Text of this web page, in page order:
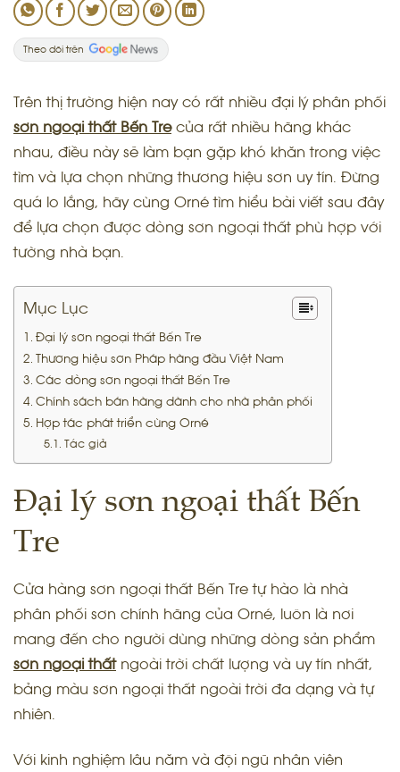
Theo dõi trên
Trên thị trường hiện nay có rất nhiều đại lý phân phối
sơn ngoại thất Bến Trecủa rất nhiều hãng khác
nhau, điều này sẽ làm bạn gặp khó khăn trong việc
tìm và lựa chọn những thương hiệu sơn uy tín. Đừng
quá lo lắng, hãy cùng Orné tìm hiểu bài viết sau đây
để lựa chọn được dòng sơn ngoại thất phù hợp với
tường nhà bạn.
Mục Lục
Đại lý sơn ngoại thất Bến Tre
Thương hiệu sơn Pháp hàng đầu Việt Nam
Các dòng sơn ngoại thất Bến Tre
Chính sách bán hàng dành cho nhà phân phối
Hợp tác phát triển cùng Orné
Tác giả
Đại lý sơn ngoại thất Bến
Tre
Cửa hàng sơn ngoại thất Bến Tre tự hào là nhà
phân phối sơn chính hãng của Orné, luôn là nơi
mang đến cho người dùng những dòng sản phẩm
sơn ngoại thấtngoài trời chất lượng và uy tín nhất,
bảng màu sơn ngoại thất ngoài trời đa dạng và tự
nhiên.
Với kinh nghiệm lâu năm và đội ngũ nhân viên